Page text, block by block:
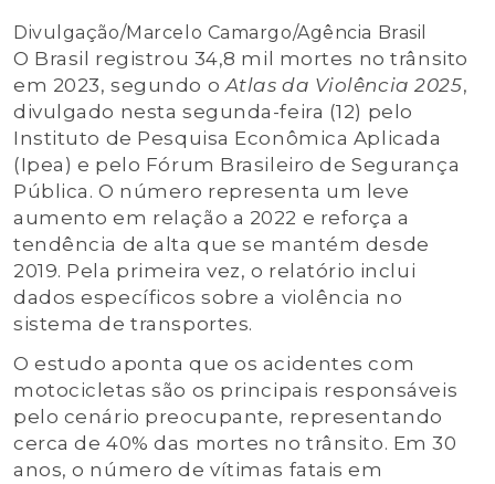
Divulgação/Marcelo Camargo/Agência Brasil
O Brasil registrou 34,8 mil mortes no trânsito
em 2023, segundo oAtlas da Violência 2025,
divulgado nesta segunda-feira (12) pelo
Instituto de Pesquisa Econômica Aplicada
(Ipea) e pelo Fórum Brasileiro de Segurança
Pública. O número representa um leve
aumento em relação a 2022 e reforça a
tendência de alta que se mantém desde
2019. Pela primeira vez, o relatório inclui
dados específicos sobre a violência no
sistema de transportes.
O estudo aponta que os acidentes com
motocicletas são os principais responsáveis
pelo cenário preocupante, representando
cerca de 40% das mortes no trânsito. Em 30
anos, o número de vítimas fatais em